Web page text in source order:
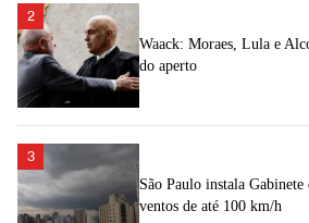
2
Waack: Moraes, Lula e
do aperto
3
São Paulo instala
ventos de até 100 km/h